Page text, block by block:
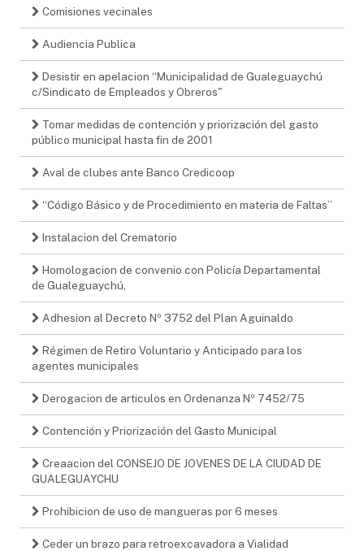
Comisiones vecinales
Audiencia Publica
Desistir en apelacion “Municipalidad de Gualeguaychú
c/Sindicato de Empleados y Obreros"
Tomar medidas de contención y priorización del gasto
público municipal hasta fin de 2001
Aval de clubes ante Banco Credicoop
“Código Básico y de Procedimiento en materia de Faltas”
Instalacion del Crematorio
Homologacion de convenio con Policía Departamental
de Gualeguaychú,
Adhesion al Decreto Nº 3752 del Plan Aguinaldo
Régimen de Retiro Voluntario y Anticipado para los
agentes municipales
Derogacion de articulos en Ordenanza Nº 7452/75
Contención y Priorización del Gasto Municipal
Creaacion del CONSEJO DE JOVENES DE LA CIUDAD DE
GUALEGUAYCHU
Prohibicion de uso de mangueras por 6 meses
Ceder un brazo para retroexcavadora a Vialidad